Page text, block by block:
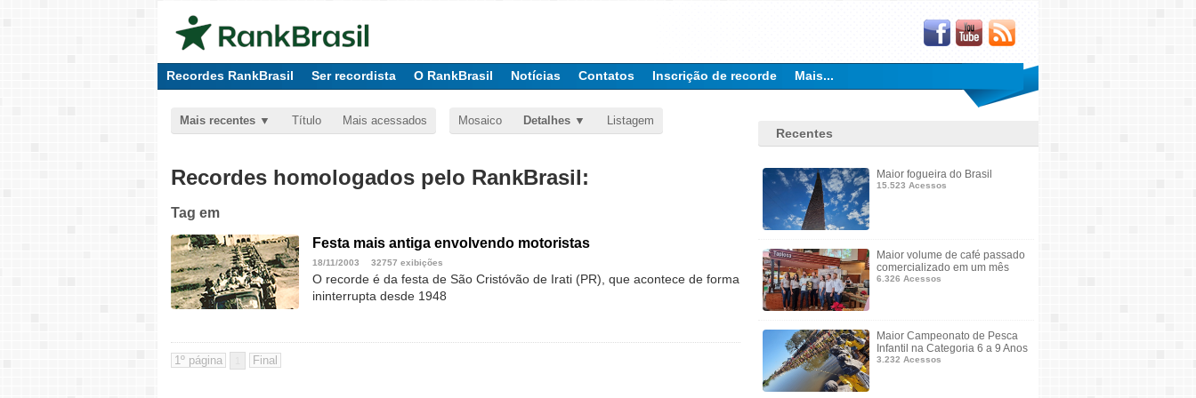
Recordes RankBrasil Ser recordista O RankBrasil Notícias Contatos Inscrição de recorde Mais...
Mais recentes Título Mais acessados Mosaico Detalhes Listagem
Recordes homologados pelo RankBrasil:
Tag em
Festa mais antiga envolvendo motoristas
18/11/2003 32757 exibições
O recorde é da festa de São Cristóvão de Irati (PR), que acontece de forma
ininterrupta desde 1948
Recentes
Maior fogueira do Brasil
15.523 Acessos
Maior volume de café passado
comercializado em um mês
6.326 Acessos
Maior Campeonato de Pesca
Infantil na Categoria 6 a 9 Anos
3.232 Acessos